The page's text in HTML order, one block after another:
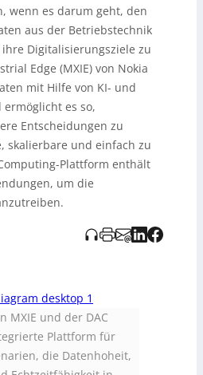
wenn es darum geht, den
aus der Betriebstechnik
Digitalisierungsziele zu
Edge (MXIE) von Nokia
mit Hilfe von KI- und
es so,
Entscheidungen zu
skalierbare und einfach zu
Plattform enthält
um die
MXIE und der DAC
Plattform für
die Datenhoheit,